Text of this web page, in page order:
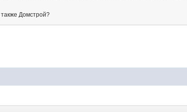
Домстрой?